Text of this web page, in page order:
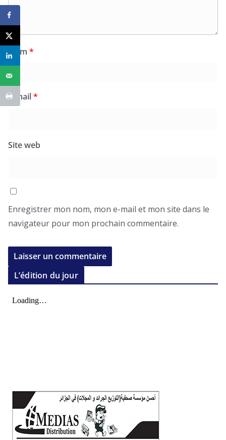
Nom *
E-mail*
Site web
Enregistrer mon nom, mon e-mail et mon site dans le
navigateur pour mon prochain commentaire.
L’édition du jour